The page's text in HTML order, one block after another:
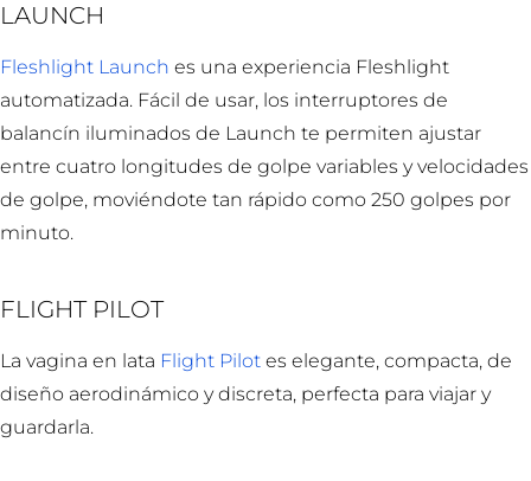
LAUNCH
Fleshlight Launch es una experiencia Fleshlight
automatizada. Fácil de usar, los interruptores de
balancín iluminados de Launch te permiten ajustar
entre cuatro longitudes de golpe variables y velocidades
de golpe, moviéndote tan rápido como 250 golpes por
minuto.
FLIGHT PILOT
La vagina en lata Flight Pilot es elegante, compacta, de
diseño aerodinámico y discreta, perfecta para viajar y
guardarla.